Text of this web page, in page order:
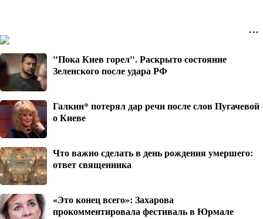
"Пока Киев горел". Раскрыто состояние
Зеленского после удара РФ
Галкин* потерял дар речи после слов Пугачевой
о Киеве
Что важно сделать в день рождения умершего:
ответ священника
«Это конец всего»: Захарова
прокомментировала фестиваль в Юрмале